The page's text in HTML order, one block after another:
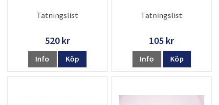
Tätningslist
520 kr
Info Köp
Tätningslist
105 kr
Info Köp